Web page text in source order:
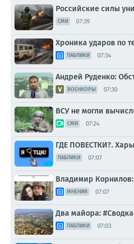
Российские силы
СМИ 07:39
Хроника ударов по
ПАБЛИКИ 07:34
Андрей Руденко:
ВОЕНКОРЫ 07:30
ВСУ не могли
СМИ 07:24
ГДЕ ПОВЕСТКИ?.
ПАБЛИКИ 07:07
Владимир
МНЕНИЯ 07:07
Два майора: #Сводка
ПАБЛИКИ 07:03